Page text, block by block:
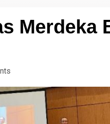
Merdeka